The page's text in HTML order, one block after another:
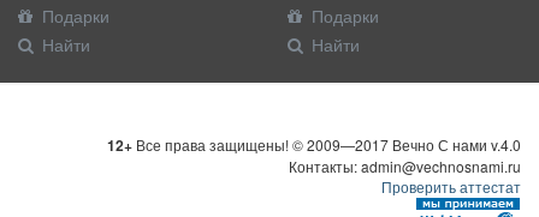
Подарки
Найти
Подарки
Найти
12+ Все права защищены! © 2009—2017 Вечно С нами v.4.0
Контакты: admin@vechnosnami.ru
Проверить аттестат